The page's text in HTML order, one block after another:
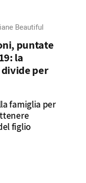
Beautiful
puntate
la
per
famiglia per
figlio